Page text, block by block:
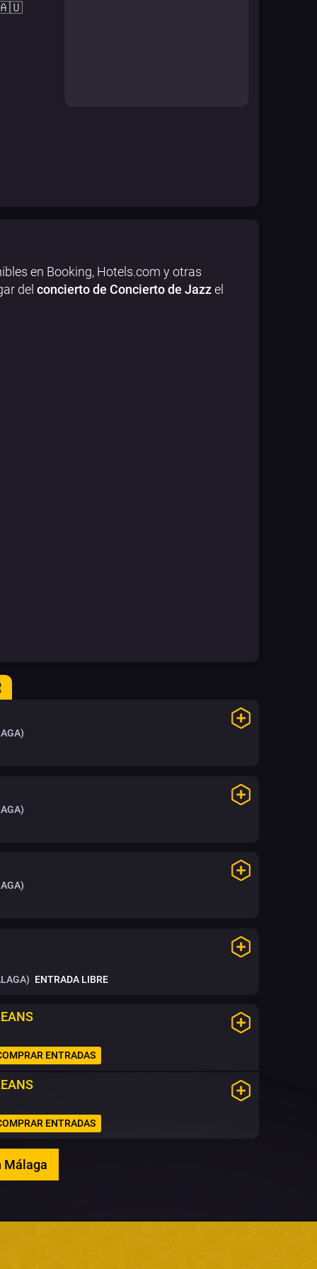
🇦🇺
en Booking, Hotels.com y otras
del concierto de Concierto de Jazzel
ENTRADA LIBRE
ENTRADAS
ENTRADAS
Málaga